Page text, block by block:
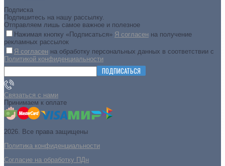
Подписка
Подпишитесь на нашу рассылку.
Отправляем лишь самое важное и полезное
Нажимая кнопку «Подписаться» Я согласен на получение
рекламных рассылок
Я согласен на обработку персональных данных в соответствии с
Политикой конфиденциальности
ПОДПИСАТЬСЯ
Связаться с нами
Принимаем к оплате
2026. Все права защищены
Политика конфиденциальности
Согласие на обработку ПДн